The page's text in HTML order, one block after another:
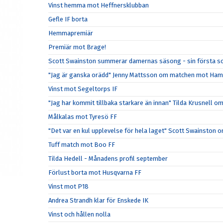
Vinst hemma mot Heffnersklubban
Gefle IF borta
Hemmapremiär
Premiär mot Brage!
Scott Swainston summerar damernas säsong - sin första
"Jag är ganska orädd" Jenny Mattsson om matchen mot
Vinst mot Segeltorps IF
"Jag har kommit tillbaka starkare än innan" Tilda Krusnell
Målkalas mot Tyresö FF
"Det var en kul upplevelse för hela laget" Scott Swainston
Tuff match mot Boo FF
Tilda Hedell - Månadens profil september
Förlust borta mot Husqvarna FF
Vinst mot P18
Andrea Strandh klar för Enskede IK
Vinst och hållen nolla